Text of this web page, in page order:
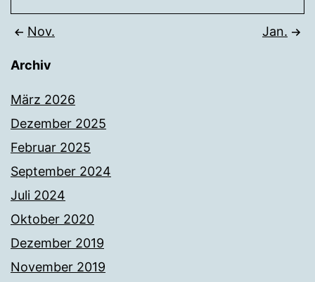
Nov. Jan.
Archiv
März 2026
Dezember 2025
Februar 2025
September 2024
Juli 2024
Oktober 2020
Dezember 2019
November 2019